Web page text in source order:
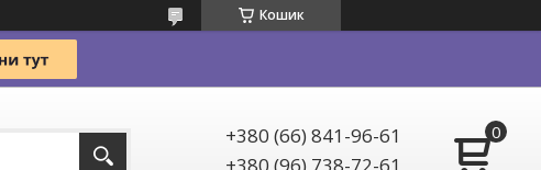
Кошик
+380 (66) 841-96-61